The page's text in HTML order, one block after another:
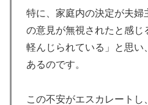
特に、家庭内の決定が夫婦
の意見が無視されたと感じ
軽んじられている」と思い
あるのです。
この不安がエスカレートし